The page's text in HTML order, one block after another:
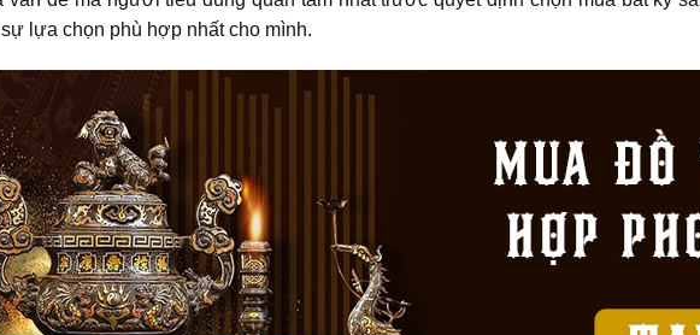
lựa chọn phù hợp nhất cho mình.